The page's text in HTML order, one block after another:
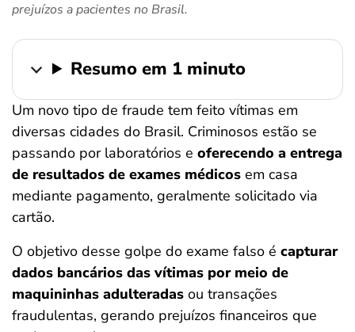
prejuízos a pacientes no Brasil.
Resumo em 1 minuto
Um novo tipo de fraude tem feito vítimas em
diversas cidades do Brasil. Criminosos estão se
passando por laboratórios e oferecendo a entrega
de resultados de exames médicos em casa
mediante pagamento, geralmente solicitado via
cartão.
O objetivo desse golpe do exame falso é capturar
dados bancários das vítimas por meio de
maquininhas adulteradas ou transações
fraudulentas, gerando prejuízos financeiros que